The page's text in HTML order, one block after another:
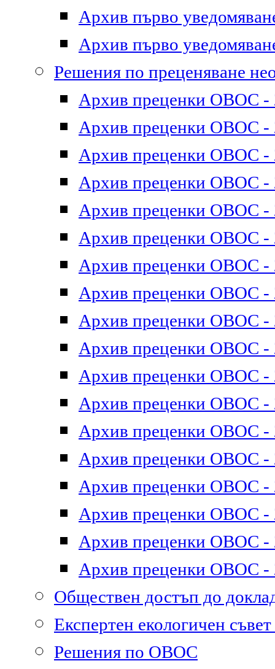
Архив първо
Архив първо
Решения по преценяване
Архив преценки ОВОС -
Архив преценки ОВОС -
Архив преценки ОВОС -
Архив преценки ОВОС -
Архив преценки ОВОС -
Архив преценки ОВОС -
Архив преценки ОВОС -
Архив преценки ОВОС -
Архив преценки ОВОС -
Архив преценки ОВОС -
Архив преценки ОВОС -
Архив преценки ОВОС -
Архив преценки ОВОС -
Архив преценки ОВОС -
Архив преценки ОВОС -
Архив преценки ОВОС -
Архив преценки ОВОС -
Архив преценки ОВОС -
Обществен достъп до
Експертен екологичен
Решения по ОВОС